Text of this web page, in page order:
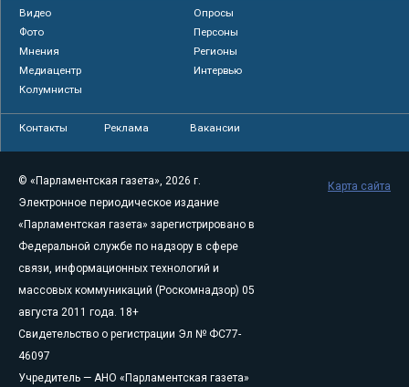
Видео
Опросы
Фото
Персоны
Мнения
Регионы
Медиацентр
Интервью
Колумнисты
Контакты Реклама Вакансии
© «Парламентская газета», 2026 г.
Электронное периодическое издание
«Парламентская газета» зарегистрировано в
Федеральной службе по надзору в сфере
связи, информационных технологий и
массовых коммуникаций (Роскомнадзор) 05
августа 2011 года. 18+
Свидетельство о регистрации Эл № ФС77-
46097
Учредитель — АНО «Парламентская газета»
Карта сайта